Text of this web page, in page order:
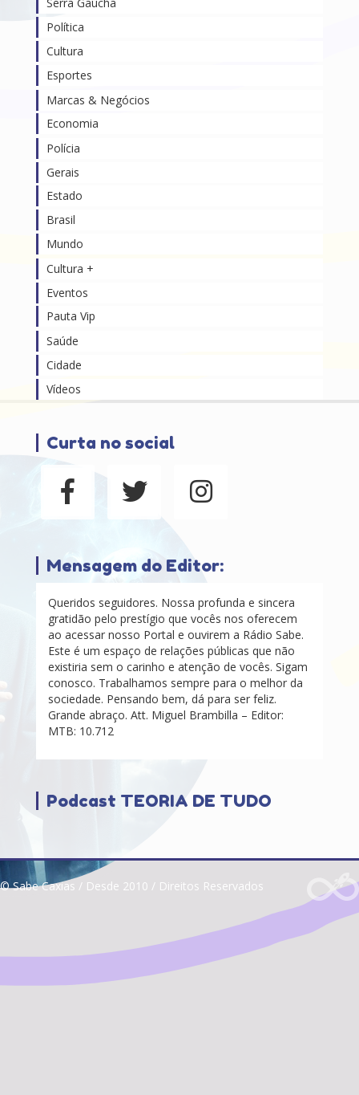
Serra Gaúcha
Política
Cultura
Esportes
Marcas & Negócios
Economia
Polícia
Gerais
Estado
Brasil
Mundo
Cultura +
Eventos
Pauta Vip
Saúde
Cidade
Vídeos
Curta no social
Mensagem do Editor:
Queridos seguidores. Nossa profunda e sincera
gratidão pelo prestígio que vocês nos oferecem
ao acessar nosso Portal e ouvirem a Rádio Sabe.
Este é um espaço de relações públicas que não
existiria sem o carinho e atenção de vocês. Sigam
conosco. Trabalhamos sempre para o melhor da
sociedade. Pensando bem, dá para ser feliz.
Grande abraço. Att. Miguel Brambilla – Editor:
MTB: 10.712
Podcast TEORIA DE TUDO
© Sabe Caxias / Desde 2010 / Direitos Reservados